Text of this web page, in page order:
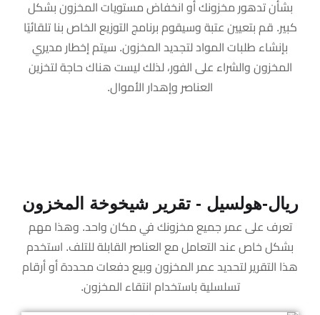
بشأن تدهور مخزونك أو انخفاض مستويات المخزون بشكل
كبير. قم بتعيين عتبة وسيقوم برنامج التوزيع الخاص بنا تلقائيًا
بإنشاء طلبات المواد لتجديد المخزون. سيتم إخطار مديري
المخزون والشراء على الفور، لذلك ليست هناك حاجة لتخزين
العناصر وإهدار الأموال.
ريال-هولسيل - تقرير شيخوخة المخزون
تعرف على عمر جميع مخزونك في مكان واحد. وهذا مهم
بشكل خاص عند التعامل مع العناصر القابلة للتلف. استخدم
هذا التقرير لتحديد عمر المخزون وبيع دفعات محددة أو أرقام
تسلسلية باستخدام انتقاء المخزون.